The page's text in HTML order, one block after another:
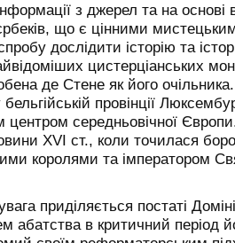
з джерел та на
що є цінними
дослідити історію та
цистерціанських
де Стене як його
бельгій­ській провінції
центром середньовічної
XVI ст., коли точилася
королями та імператором
приділяється постаті
абатства в критичний період